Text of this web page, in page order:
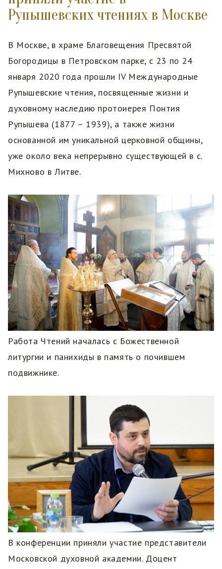
Рупышевских чтениях в Москве
В Москве, в храме Благовещения Пресвятой
Богородицы в Петровском парке, с 23 по 24
января 2020 года прошли IV Международные
Рупышевские чтения, посвященные жизни и
духовному наследию протоиерея Понтия
Рупышева (1877 – 1939), а также жизни
основанной им уникальной церковной общины,
уже около века непрерывно существующей в с.
Михново в Литве.
Работа Чтений началась с Божественной
литургии и панихиды в память о почившем
подвижнике.
В конференции приняли участие представители
Московской духовной академии. Доцент